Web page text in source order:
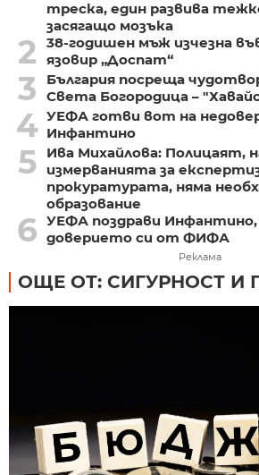
треска, един развива
засягащо мозъка
2
38-годишен мъж изчезна
язовир „Доспат“
3
България посреща
Света Богородица –
4 УЕФА готви вот на
Инфантино
5
Ива Михайлова: Полицаят,
измерванията за
прокуратурата, няма
образование
6 УЕФА поздрави Инфантино,
доверието си от ФИФА
Реклама
ОЩЕ ОТ: СИГУРНОСТ И